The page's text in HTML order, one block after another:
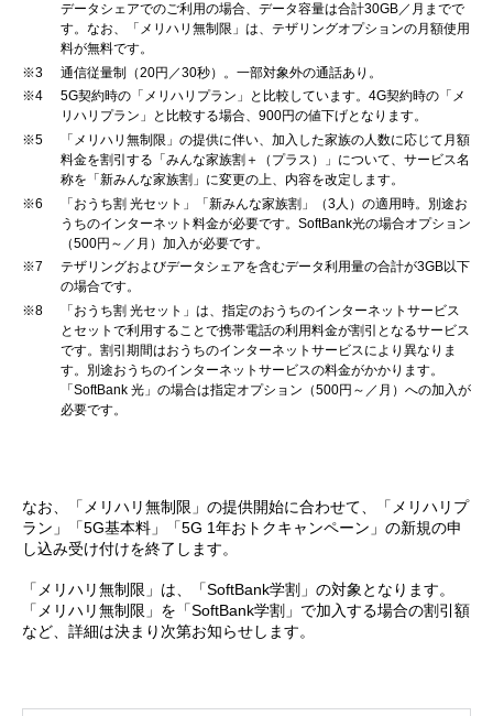
データシェアでのご利用の場合、データ容量は合計30GB／月までで
す。なお、「メリハリ無制限」は、テザリングオプションの月額使用
料が無料です。
※3
通信従量制（20円／30秒）。一部対象外の通話あり。
※4
5G契約時の「メリハリプラン」と比較しています。4G契約時の「メ
リハリプラン」と比較する場合、900円の値下げとなります。
※5
「メリハリ無制限」の提供に伴い、加入した家族の人数に応じて月額
料金を割引する「みんな家族割＋（プラス）」について、サービス名
称を「新みんな家族割」に変更の上、内容を改定します。
※6
「おうち割 光セット」「新みんな家族割」（3人）の適用時。別途お
うちのインターネット料金が必要です。SoftBank光の場合オプション
（500円～／月）加入が必要です。
※7
テザリングおよびデータシェアを含むデータ利用量の合計が3GB以下
の場合です。
※8
「おうち割 光セット」は、指定のおうちのインターネットサービス
とセットで利用することで携帯電話の利用料金が割引となるサービス
です。割引期間はおうちのインターネットサービスにより異なりま
す。別途おうちのインターネットサービスの料金がかかります。
「SoftBank 光」の場合は指定オプション（500円～／月）への加入が
必要です。
なお、「メリハリ無制限」の提供開始に合わせて、「メリハリプ
ラン」「5G基本料」「5G 1年おトクキャンペーン」の新規の申
し込み受け付けを終了します。
「メリハリ無制限」は、「SoftBank学割」の対象となります。
「メリハリ無制限」を「SoftBank学割」で加入する場合の割引額
など、詳細は決まり次第お知らせします。